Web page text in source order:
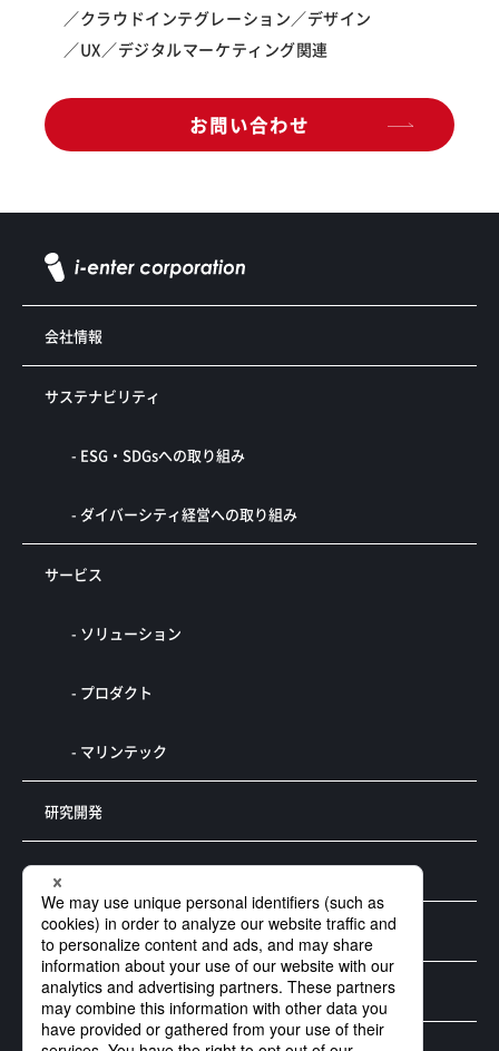
／クラウドインテグレーション／デザイン
／UX／デジタルマーケティング関連
お問い合わせ
会社情報
サステナビリティ
- ESG・SDGsへの取り組み
- ダイバーシティ経営への取り組み
サービス
- ソリューション
- プロダクト
- マリンテック
研究開発
実績
お問い合わせ
プライバシーポリシー